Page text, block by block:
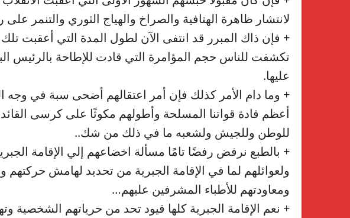
لانتشار ظاهرة الهتافية والصراخ والهياج الثوري والتنمر
+ فإن ذاك المبرر قد انتفى الآن لطول المدة التي أعقبت تلك
تكشفت للناس حجم المؤامرة التي قادت للإطاحة بالرئيس
عليها.
+ وما دام الأمر كذلك فإن أمر اعتقالهم أضحى سبة في وجه
أعظم قادة قواتنا المسلحة وأطولهم مكوثًا على كرسى
للوطن وللجيش ولشعبه ما في ذلك من شك..
+ بالطبع نرفض رفضًا تامًا مسألة اخضاعهم إلي الإقامة
ولعوائلهم لما في الإقامة الجبرية من تحديد لهامش حركتهم
ومعاودتهم للأطباء المشرفين عليهم…
+ نعم الإقامة الجبرية كلها قيود تحد من حرياتهم الشخصية